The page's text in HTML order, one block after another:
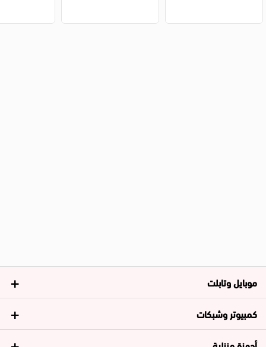
موبايل وتابلت
كمبيوتر وشبكات